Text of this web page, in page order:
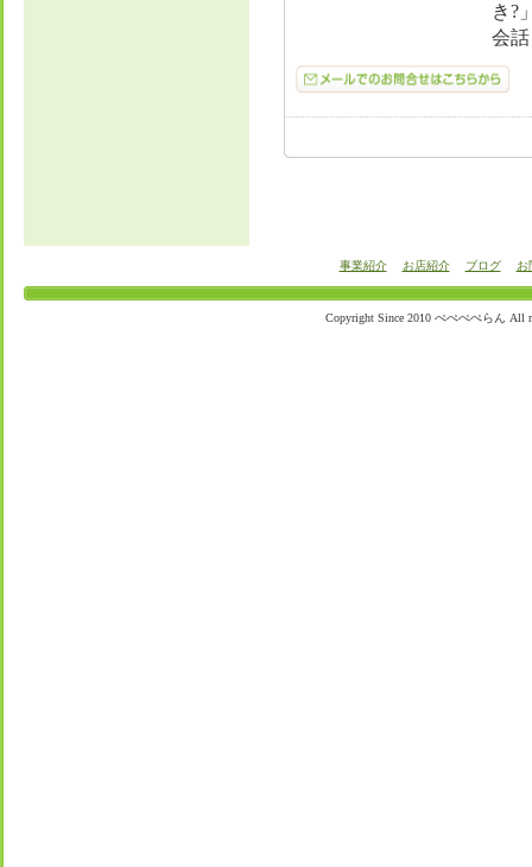
き?
会
事業紹介 お店紹介 ブログ お
Copyright Since 2010 ぺぺぺぺらん All